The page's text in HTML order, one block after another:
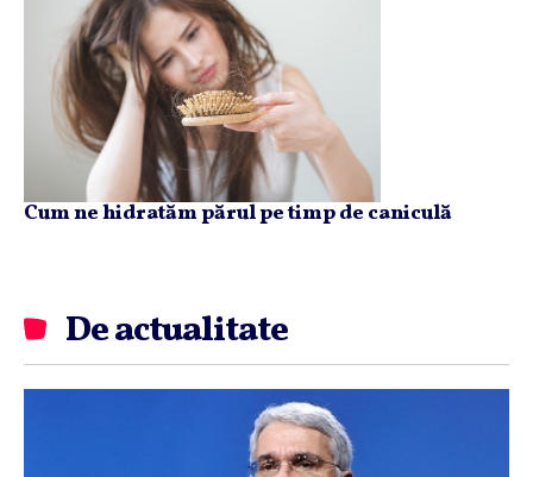
Cum ne hidratăm părul pe timp de caniculă
De actualitate